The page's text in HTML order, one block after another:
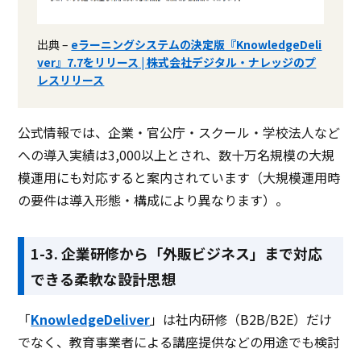
出典 – eラーニングシステムの決定版『KnowledgeDeli
ver』7.7をリリース | 株式会社デジタル・ナレッジのプ
レスリリース
公式情報では、企業・官公庁・スクール・学校法人など
への導入実績は3,000以上とされ、数十万名規模の大規
模運用にも対応すると案内されています（大規模運用時
の要件は導入形態・構成により異なります）。
1-3. 企業研修から「外販ビジネス」まで対応
できる柔軟な設計思想
「KnowledgeDeliver」は社内研修（B2B/B2E）だけ
でなく、教育事業者による講座提供などの用途でも検討